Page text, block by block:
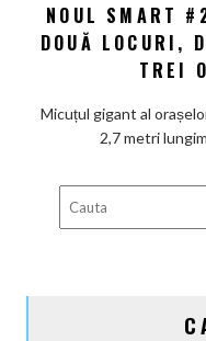
NOUL SMART
DOUĂ LOCURI,
TREI
Micuțul gigant al
2,7 metri